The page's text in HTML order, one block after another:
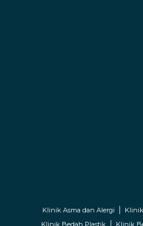
Klinik Asma dan Alergi
Klinik Bedah Plastik
Klinik